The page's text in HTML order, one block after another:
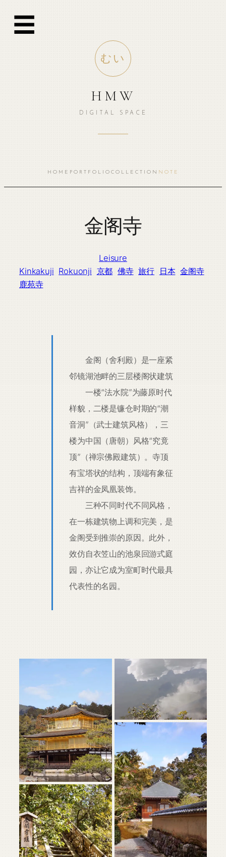
☰
むい
HMW
DIGITAL SPACE
HOME PORTFOLIO COLLECTION NOTE
金阁寺
Leisure
Kinkakuji Rokuonji 京都 佛寺 旅行 日本 金阁寺
鹿苑寺
金阁（舍利殿）是一座紧
邻镜湖池畔的三层楼阁状建筑
一楼“法水院”为藤原时代
样貌，二楼是镰仓时期的“潮
音洞”（武士建筑风格），三
楼为中国（唐朝）风格“究竟
顶”（禅宗佛殿建筑）。寺顶
有宝塔状的结构，顶端有象征
吉祥的金凤凰装饰。
三种不同时代不同风格，
在一栋建筑物上调和完美，是
金阁受到推崇的原因。此外，
效仿自衣笠山的池泉回游式庭
园，亦让它成为室町时代最具
代表性的名园。